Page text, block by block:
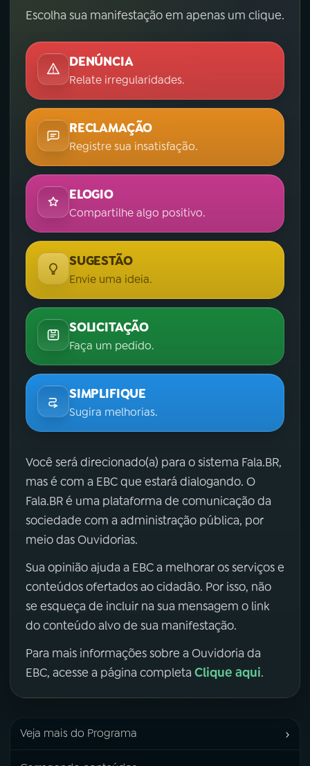
Escolha sua manifestação em apenas um clique.
DENÚNCIA
Relate irregularidades.
RECLAMAÇÃO
Registre sua insatisfação.
ELOGIO
Compartilhe algo positivo.
SUGESTÃO
Envie uma ideia.
SOLICITAÇÃO
Faça um pedido.
SIMPLIFIQUE
Sugira melhorias.
Você será direcionado(a) para o sistema Fala.BR,
mas é com a EBC que estará dialogando. O
Fala.BR é uma plataforma de comunicação da
sociedade com a administração pública, por
meio das Ouvidorias.
Sua opinião ajuda a EBC a melhorar os serviços e
conteúdos ofertados ao cidadão. Por isso, não
se esqueça de incluir na sua mensagem o link
do conteúdo alvo de sua manifestação.
Para mais informações sobre a Ouvidoria da
EBC, acesse a página completa Clique aqui.
Veja mais do Programa ›